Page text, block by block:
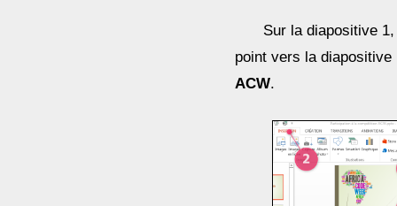
Sur la diapositive
point vers la diapositive
ACW.